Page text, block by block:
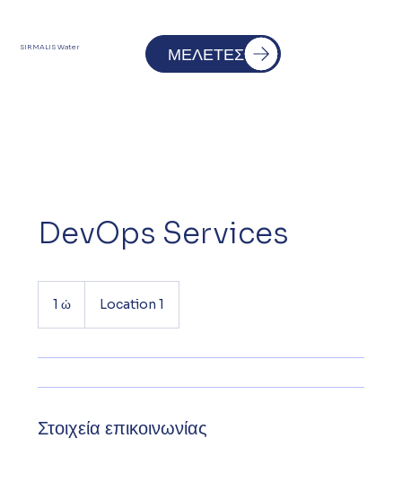
SIRMALIS Water ΜΕΛΕΤΕΣ
DevOps Services
1 ώ Location 1
Στοιχεία επικοινωνίας